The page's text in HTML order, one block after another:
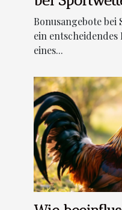
der
Bonusangebote
ein
eines...